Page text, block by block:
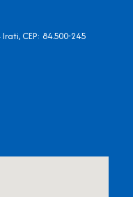
CEP: 84.500-245